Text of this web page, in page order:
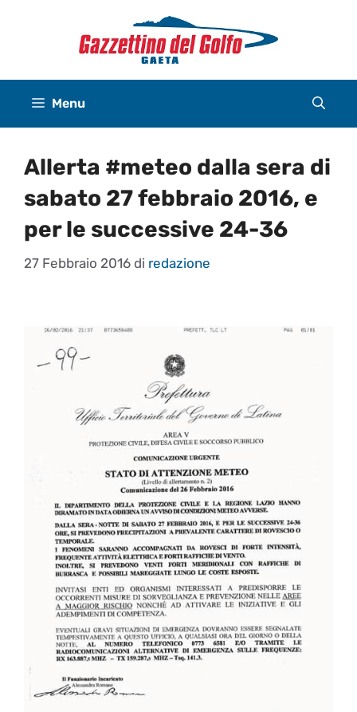
Menu
Allerta #meteo dalla sera di
sabato 27 febbraio 2016, e
per le successive 24-36
27 Febbraio 2016 di redazione